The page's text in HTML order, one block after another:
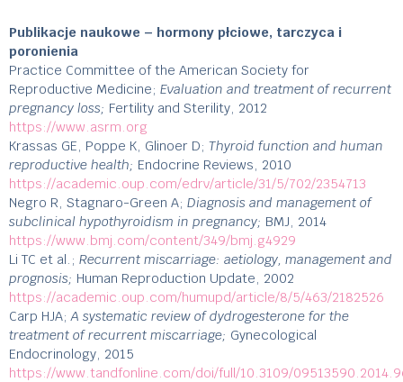
Publikacje naukowe – hormony płciowe, tarczyca i
poronienia
Practice Committee of the American Society for
Reproductive Medicine; Evaluation and treatment of recurrent
pregnancy loss; Fertility and Sterility, 2012
https://www.asrm.org
Krassas GE, Poppe K, Glinoer D; Thyroid function and human
reproductive health; Endocrine Reviews, 2010
https://academic.oup.com/edrv/article/31/5/702/2354713
Negro R, Stagnaro-Green A; Diagnosis and management of
subclinical hypothyroidism in pregnancy; BMJ, 2014
https://www.bmj.com/content/349/bmj.g4929
Li TC et al.; Recurrent miscarriage: aetiology, management and
prognosis; Human Reproduction Update, 2002
https://academic.oup.com/humupd/article/8/5/463/2182526
Carp HJA; A systematic review of dydrogesterone for the
treatment of recurrent miscarriage; Gynecological
Endocrinology, 2015
https://www.tandfonline.com/doi/full/10.3109/